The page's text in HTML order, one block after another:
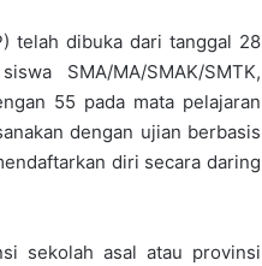
telah dibuka dari tanggal 28
SMA/MA/SMAK/SMTK,
55 pada mata pelajaran
dengan ujian berbasis
diri secara daring
sekolah asal atau provinsi